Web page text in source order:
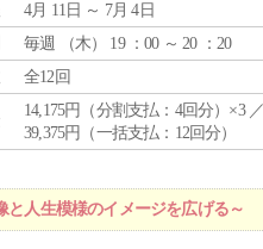
4月 11日 ～ 7月 4日
毎週 （木） 19 ：00 ～ 20 ：20
全12回
14,175円（分割支払：4回分）×3
39,375円（一括支払：12回分）
人生模様のイメージを広げる～